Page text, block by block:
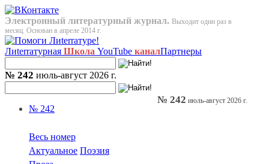
Электронный литературный журнал. Выходит один раз в
месяц. Основан в апреле 2014 г.
Лиterraтурная Школа YouTube каналПартнеры
№ 242 июль-август 2026 г.
№ 242
Весь номер
Актуальное Поэзия
№ 242 июль-август 2026 г.